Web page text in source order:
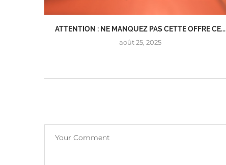
ATTENTION : NE MANQUEZ PAS CETTE OFFRE CE...
août 25, 2025